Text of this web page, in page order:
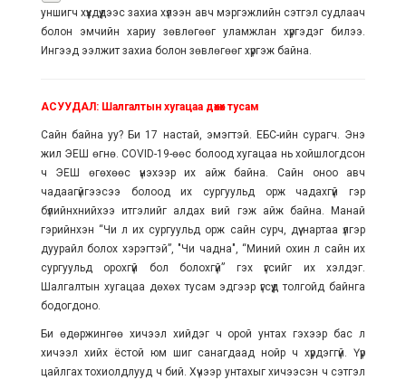
уншигч хүүхдүүдээс захиа хүлээн авч мэргэжлийн сэтгэл судлаач
болон эмчийн хариу зөвлөгөөг уламжлан хүргэдэг билээ.
Ингээд ээлжит захиа болон зөвлөгөөг хүргэж байна.
АСУУДАЛ: Шалгалтын хугацаа дөхөх тусам
Сайн байна уу? Би 17 настай, эмэгтэй. ЕБС-ийн сурагч. Энэ
жил ЭЕШ өгнө. COVID-19-өөс болоод хугацаа нь хойшлогдсон
ч ЭЕШ өгөхөөс үнэхээр их айж байна. Сайн оноо авч
чадаагүйгээсээ болоод их сургуульд орж чадахгүй гэр
бүлийнхнийхээ итгэлийг алдах вий гэж айж байна. Манай
гэрийнхэн “Чи л их сургуульд орж сайн сурч, дүү нартаа үлгэр
дуурайл болох хэрэгтэй”, "Чи чадна", “Миний охин л сайн их
сургуульд орохгүй бол болохгүй” гэх үгсийг их хэлдэг.
Шалгалтын хугацаа дөхөх тусам эдгээр үгсүүд толгойд байнга
бодогдоно.
Би өдөржингөө хичээл хийдэг ч орой унтах гэхээр бас л
хичээл хийх ёстой юм шиг санагдаад нойр ч хүрдэггүй. Үүр
цайлгах тохиолдлууд ч бий. Хүчээр унтахыг хичээсэн ч сэтгэл